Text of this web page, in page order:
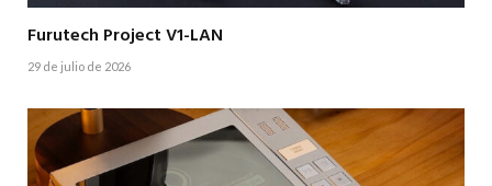
Furutech Project V1-LAN
29 de julio de 2026